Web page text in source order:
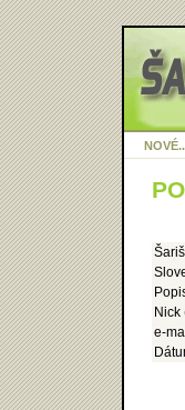
Nick
e-